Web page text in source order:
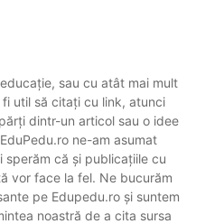
sau cu atât mai mult
util să citați cu link, atunci
dintr-un articol sau o idee
ne-am asumat
că și publicațiile cu
vor face la fel. Ne bucurăm
pe Edupedu.ro și suntem
noastră de a cita sursa